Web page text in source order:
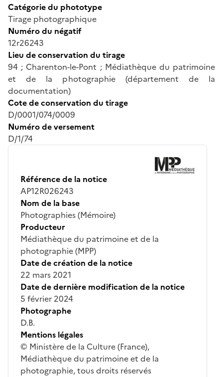
Catégorie du phototype
Tirage photographique
Numéro du négatif
12r26243
Lieu de conservation du tirage
94 ; Charenton-le-Pont ; Médiathèque du patrimoine
et de la photographie (département de la
documentation)
Cote de conservation du tirage
D/0001/074/0009
Numéro de versement
D/1/74
Référence de la notice
AP12R026243
Nom de la base
Photographies (Mémoire)
Producteur
Médiathèque du patrimoine et de la
photographie (MPP)
Date de création de la notice
22 mars 2021
Date de dernière modification de la notice
5 février 2024
Photographe
D.B.
Mentions légales
© Ministère de la Culture (France),
Médiathèque du patrimoine et de la
photographie, tous droits réservés